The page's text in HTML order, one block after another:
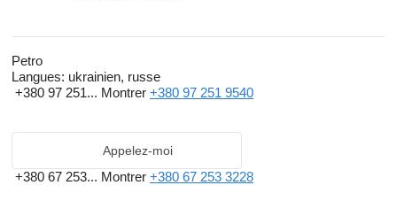
Petro
Langues: ukrainien, russe
+380 97 251... Montrer +380 97 251 9540
Appelez-moi
+380 67 253... Montrer +380 67 253 3228